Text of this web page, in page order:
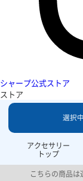
シャープ公式ストア
ストア
アクセサリー
トップ
選択
こちらの商品は